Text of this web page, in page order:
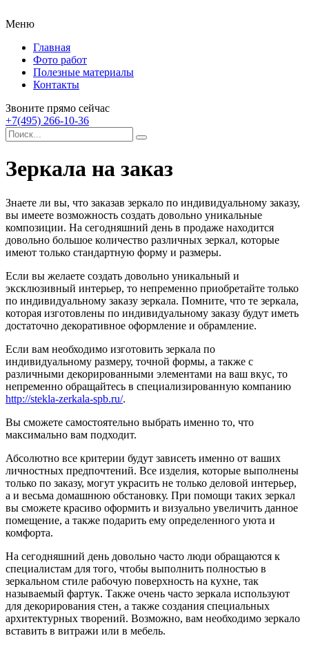
Меню
Главная
Фото работ
Полезные материалы
Контакты
Звоните прямо сейчас
+7(495) 266-10-36
Зеркала на заказ
Знаете ли вы, что заказав зеркало по индивидуальному заказу,
вы имеете возможность создать довольно уникальные
композиции. На сегодняшний день в продаже находится
довольно большое количество различных зеркал, которые
имеют только стандартную форму и размеры.
Если вы желаете создать довольно уникальный и
эксклюзивный интерьер, то непременно приобретайте только
по индивидуальному заказу зеркала. Помните, что те зеркала,
которая изготовлены по индивидуальному заказу будут иметь
достаточно декоративное оформление и обрамление.
Если вам необходимо изготовить зеркала по
индивидуальному размеру, точной формы, а также с
различными декорированными элементами на ваш вкус, то
непременно обращайтесь в специализированную компанию
http://stekla-zerkala-spb.ru/.
Вы сможете самостоятельно выбрать именно то, что
максимально вам подходит.
Абсолютно все критерии будут зависеть именно от ваших
личностных предпочтений. Все изделия, которые выполнены
только по заказу, могут украсить не только деловой интерьер,
а и весьма домашнюю обстановку. При помощи таких зеркал
вы сможете красиво оформить и визуально увеличить данное
помещение, а также подарить ему определенного уюта и
комфорта.
На сегодняшний день довольно часто люди обращаются к
специалистам для того, чтобы выполнить полностью в
зеркальном стиле рабочую поверхность на кухне, так
называемый фартук. Также очень часто зеркала используют
для декорирования стен, а также создания специальных
архитектурных творений. Возможно, вам необходимо зеркало
вставить в витражи или в мебель.